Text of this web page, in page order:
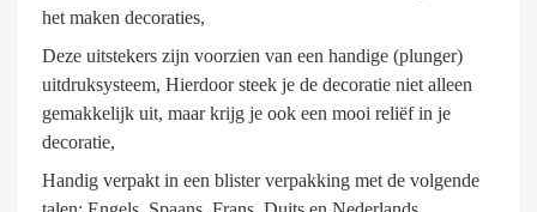
het maken decoraties,
Deze uitstekers zijn voorzien van een handige (plunger)
uitdruksysteem, Hierdoor steek je de decoratie niet alleen
gemakkelijk uit, maar krijg je ook een mooi reliëf in je
decoratie,
Handig verpakt in een blister verpakking met de volgende